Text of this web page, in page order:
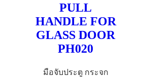
PULL
HANDLE FOR
GLASS DOOR
PH020
มือจับประตู กระจก